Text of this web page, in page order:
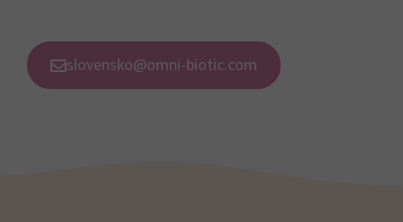
slovensko@omni-biotic.com